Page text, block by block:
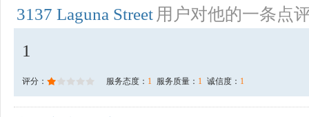
3137 Laguna Street 用户对他的一条点
1
评分： 服务态度： 1 服务质量： 1 诚信度： 1